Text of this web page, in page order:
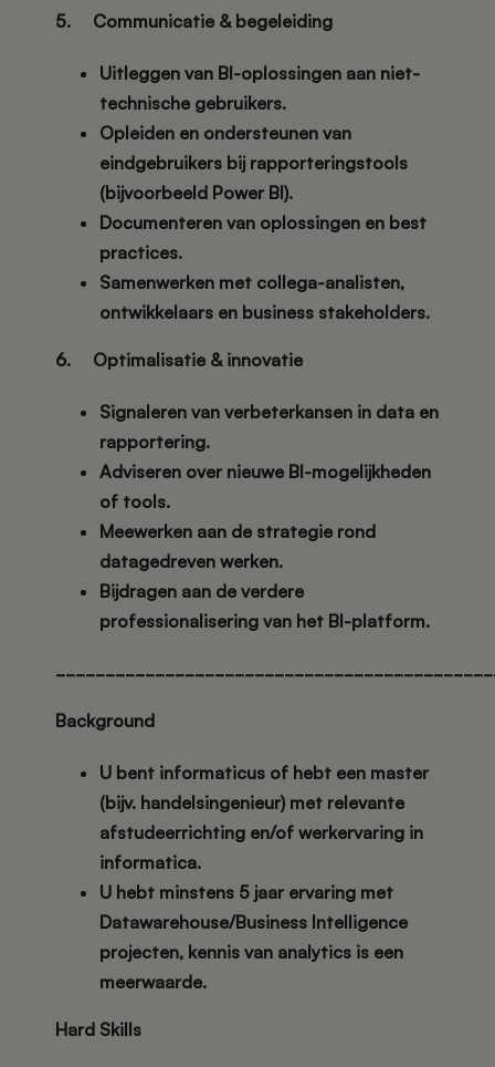
5. Communicatie & begeleiding
Uitleggen van BI-oplossingen aan niet-
technische gebruikers.
Opleiden en ondersteunen van
eindgebruikers bij rapporteringstools
(bijvoorbeeld Power BI).
Documenteren van oplossingen en best
practices.
Samenwerken met collega-analisten,
ontwikkelaars en business stakeholders.
6. Optimalisatie & innovatie
Signaleren van verbeterkansen in data en
rapportering.
Adviseren over nieuwe BI-mogelijkheden
of tools.
Meewerken aan de strategie rond
datagedreven werken.
Bijdragen aan de verdere
professionalisering van het BI-platform.
Background
U bent informaticus of hebt een master
(bijv. handelsingenieur) met relevante
afstudeerrichting en/of werkervaring in
informatica.
U hebt minstens 5 jaar ervaring met
Datawarehouse/Business Intelligence
projecten, kennis van analytics is een
meerwaarde.
Hard Skills